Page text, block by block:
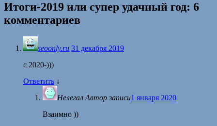
Итоги-2019 или супер удачный год: 6
комментариев
seoonly.ru 31 декабря 2019
с 2020-)))
Ответить ↓
Нелегал Автор записи1 января 2020
Взаимно ))